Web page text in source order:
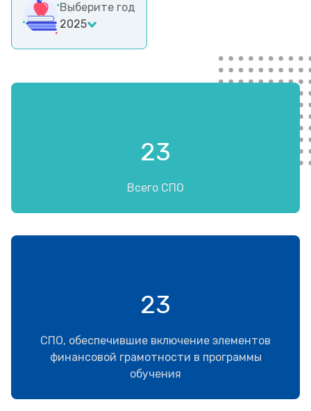
Выберите год
2025
23
Всего СПО
23
СПО, обеспечившие включение элементов
финансовой грамотности в программы
обучения